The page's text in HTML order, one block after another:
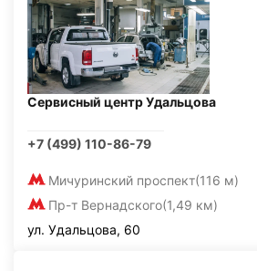
Сервисный центр Удальцова
+7 (499) 110-86-79
Мичуринский проспект(116 м)
Пр-т Вернадского(1,49 км)
ул. Удальцова, 60